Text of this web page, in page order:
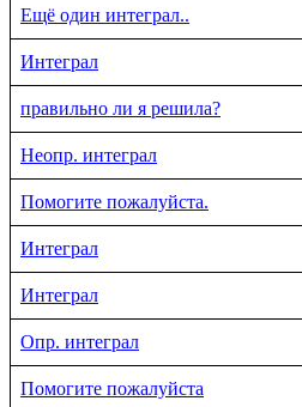
Ещё один интеграл..
Интеграл
правильно ли я решила?
Неопр. интеграл
Помогите пожалуйста.
Интеграл
Интеграл
Опр. интеграл
Помогите пожалуйста